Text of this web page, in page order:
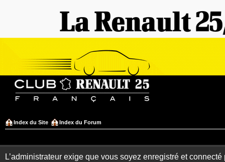
Index du Site Index du Forum
L’administrateur exige que vous soyez enregistré et